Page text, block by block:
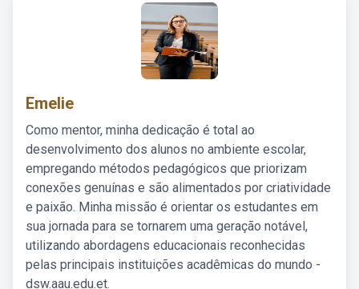
Emelie
Como mentor, minha dedicação é total ao
desenvolvimento dos alunos no ambiente escolar,
empregando métodos pedagógicos que priorizam
conexões genuínas e são alimentados por criatividade
e paixão. Minha missão é orientar os estudantes em
sua jornada para se tornarem uma geração notável,
utilizando abordagens educacionais reconhecidas
pelas principais instituições acadêmicas do mundo -
dsw.aau.edu.et.